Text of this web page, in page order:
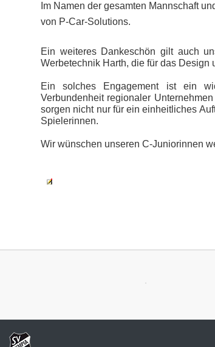
Im Namen der gesamten Mannschaft
von P-Car-Solutions.
Ein weiteres Dankeschön gilt auch
Werbetechnik Harth, die für das Design
Ein solches Engagement ist ein
Verbundenheit regionaler
sorgen nicht nur für ein einheitliches
Spielerinnen.
Wir wünschen unseren C-Juniorinnen